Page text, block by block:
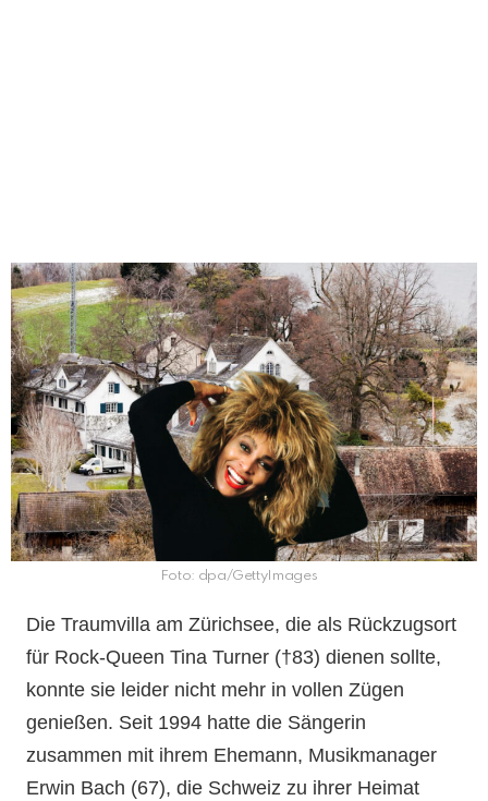
Foto: dpa/GettyImages
Die Traumvilla am Zürichsee, die als Rückzugsort
für Rock-Queen Tina Turner (†83) dienen sollte,
konnte sie leider nicht mehr in vollen Zügen
genießen. Seit 1994 hatte die Sängerin
zusammen mit ihrem Ehemann, Musikmanager
Erwin Bach (67), die Schweiz zu ihrer Heimat